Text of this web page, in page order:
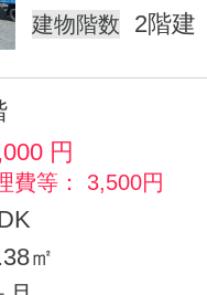
建物階数 2階建
円
費等： 3,500円
㎡